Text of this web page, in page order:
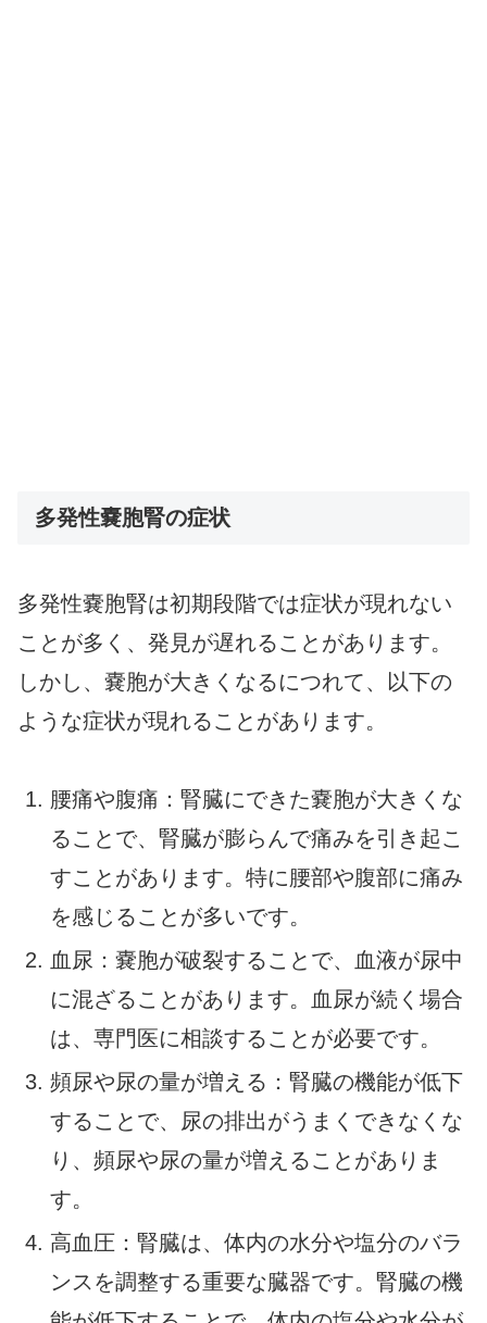
多発性嚢胞腎の症状
多発性嚢胞腎は初期段階では症状が現れない
ことが多く、発見が遅れることがあります。
しかし、嚢胞が大きくなるにつれて、以下の
ような症状が現れることがあります。
腰痛や腹痛：腎臓にできた嚢胞が大きくな
ることで、腎臓が膨らんで痛みを引き起こ
すことがあります。特に腰部や腹部に痛み
を感じることが多いです。
血尿：嚢胞が破裂することで、血液が尿中
に混ざることがあります。血尿が続く場合
は、専門医に相談することが必要です。
頻尿や尿の量が増える：腎臓の機能が低下
することで、尿の排出がうまくできなくな
り、頻尿や尿の量が増えることがありま
す。
高血圧：腎臓は、体内の水分や塩分のバラ
ンスを調整する重要な臓器です。腎臓の機